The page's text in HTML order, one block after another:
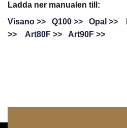
Ladda ner manualen till:
Visano >>
Q100 >> Opal >>
>>
Art80F >> Art90F >>